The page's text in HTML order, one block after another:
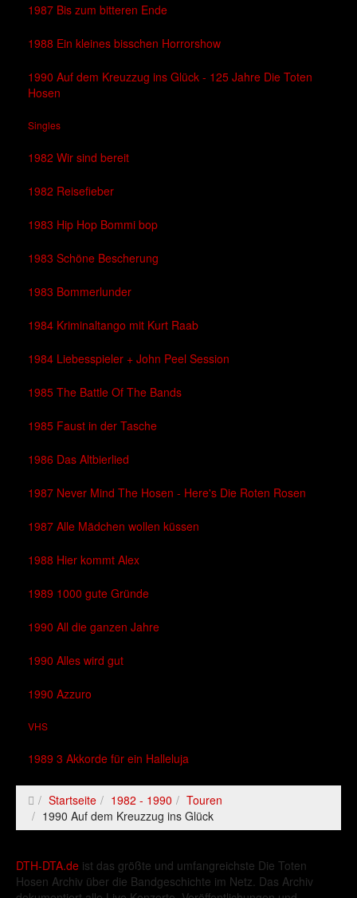
1987 Bis zum bitteren Ende
1988 Ein kleines bisschen Horrorshow
1990 Auf dem Kreuzzug ins Glück - 125 Jahre Die Toten
Hosen
Singles
1982 Wir sind bereit
1982 Reisefieber
1983 Hip Hop Bommi bop
1983 Schöne Bescherung
1983 Bommerlunder
1984 Kriminaltango mit Kurt Raab
1984 Liebesspieler + John Peel Session
1985 The Battle Of The Bands
1985 Faust in der Tasche
1986 Das Altbierlied
1987 Never Mind The Hosen - Here's Die Roten Rosen
1987 Alle Mädchen wollen küssen
1988 Hier kommt Alex
1989 1000 gute Gründe
1990 All die ganzen Jahre
1990 Alles wird gut
1990 Azzuro
VHS
1989 3 Akkorde für ein Halleluja
Startseite 1982 - 1990
Touren
1990 Auf dem Kreuzzug ins Glück
DTH-DTA.de ist das größte und umfangreichste Die Toten
Hosen Archiv über die Bandgeschichte im Netz. Das Archiv